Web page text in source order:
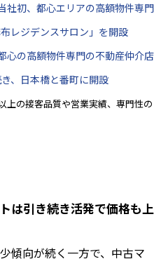
社初、都心エリアの高額物件専門
レジデンスサロン」を開設
心の高額物件専門の不動産仲介店
、日本橋と番町に開設
上の接客品質や営業実績、専門性の
は引き続き活発で価格も上
傾向が続く一方で、中古マ